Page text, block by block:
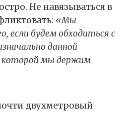
Не навязываться в
«Мы
если будем обходиться с
данной
которой мы держим
двухметровый